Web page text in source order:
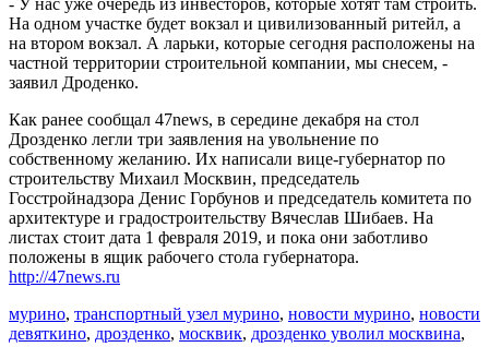
- У нас уже очередь из инвесторов, которые хотят там строить.
На одном участке будет вокзал и цивилизованный ритейл, а
на втором вокзал. А ларьки, которые сегодня расположены на
частной территории строительной компании, мы снесем, -
заявил Дроденко.
Как ранее сообщал 47news, в середине декабря на стол
Дрозденко легли три заявления на увольнение по
собственному желанию. Их написали вице-губернатор по
строительству Михаил Москвин, председатель
Госстройнадзора Денис Горбунов и председатель комитета по
архитектуре и градостроительству Вячеслав Шибаев. На
листах стоит дата 1 февраля 2019, и пока они заботливо
положены в ящик рабочего стола губернатора.
http://47news.ru
мурино, транспортный узел мурино, новости мурино, новости
девяткино, дрозденко, москвик, дрозденко уволил москвина,